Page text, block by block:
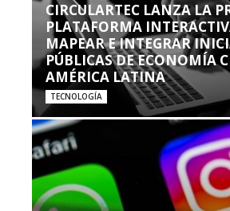
CIRCULARTEC LANZA LA
PLATAFORMA
MAPEAR E INTEGRAR
PÚBLICAS DE ECONOMÍA
AMÉRICA LATINA
TECNOLOGÍA